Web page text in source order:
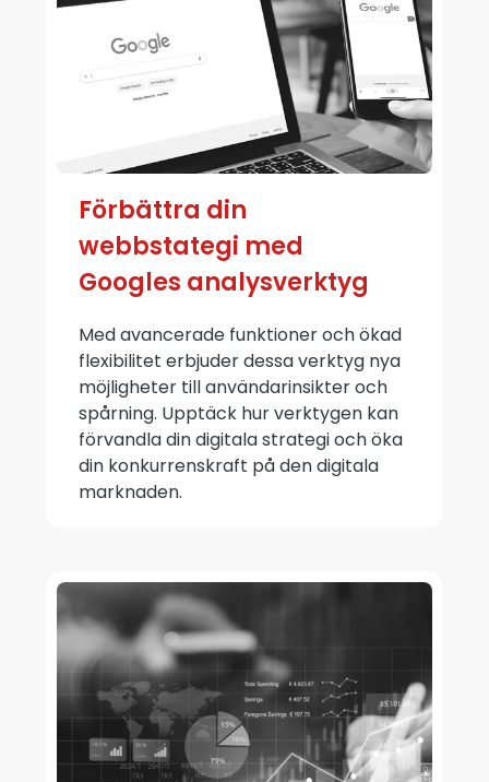
Förbättra din
webbstategi med
Googles analysverktyg
Med avancerade funktioner och ökad
flexibilitet erbjuder dessa verktyg nya
möjligheter till användarinsikter och
spårning. Upptäck hur verktygen kan
förvandla din digitala strategi och öka
din konkurrenskraft på den digitala
marknaden.